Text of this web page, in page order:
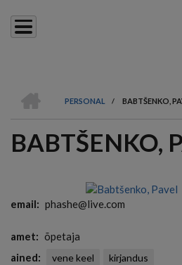
LEIVAPURU
PERSONAL
/ BABTŠENKO,
BABTŠENKO,
email phashe@live.com
amet
õpetaja
ained
vene keel kirjandus